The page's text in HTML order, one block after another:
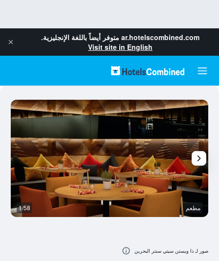
ar.hotelscombined.com متوفر أيضاً باللغة الإنجليزية.
Visit site in English
مطعم 1/58
صور لـ ذا ويستن سيتي سنتر البحرين